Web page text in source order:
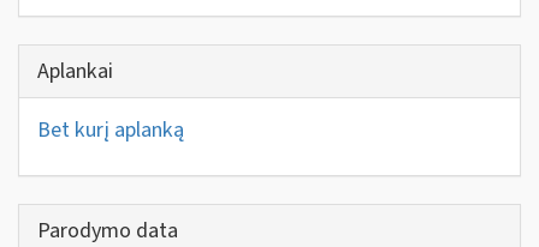
Aplankai
Bet kurį aplanką
Parodymo data